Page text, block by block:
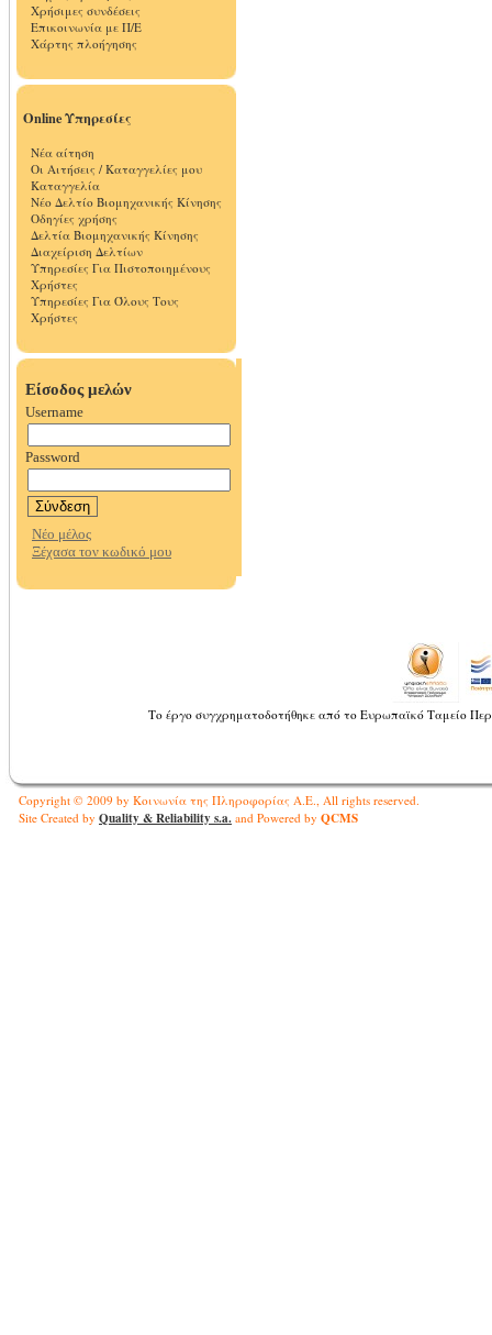
Χρήσιμες συνδέσεις
Επικοινωνία με Π/Ε
Χάρτης πλοήγησης
Online Υπηρεσίες
Νέα αίτηση
Οι Αιτήσεις / Καταγγελίες μου
Καταγγελία
Νέο Δελτίο Βιομηχανικής Κίνησης
Οδηγίες χρήσης
Δελτία Βιομηχανικής Κίνησης
Διαχείριση Δελτίων
Υπηρεσίες Για Πιστοποιημένους
Χρήστες
Υπηρεσίες Για Όλους Τους
Χρήστες
Το έργο συγχρηματοδοτήθηκε από το Ευρωπαϊκό Ταμείο
Copyright © 2009 by Κοινωνία της Πληροφορίας Α.Ε., All rights reserved.
Site Created by Quality & Reliability s.a. and Powered by QCMS